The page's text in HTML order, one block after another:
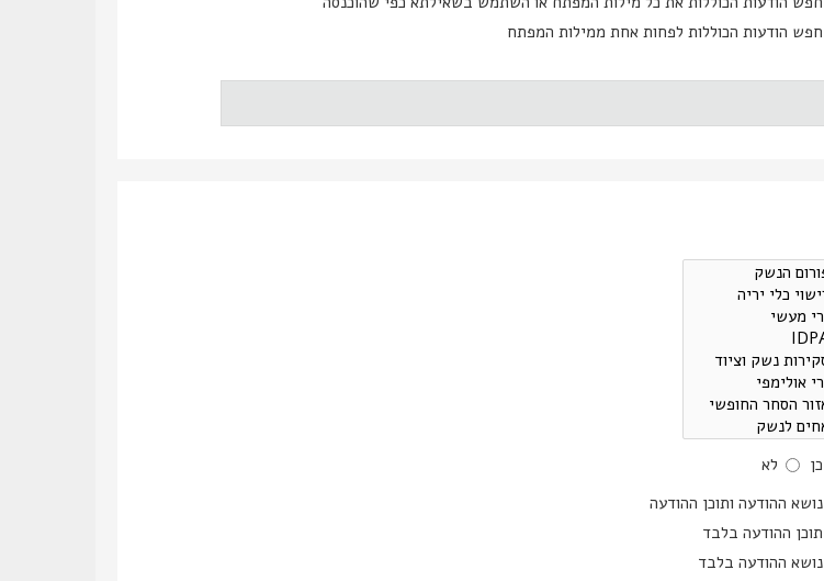
חפש הודעות הכוללות לפחות אחת ממילות המפתח
כן
לא
נושא ההודעה ותוכן ההודעה
תוכן ההודעה בלבד
נושא ההודעה בלבד